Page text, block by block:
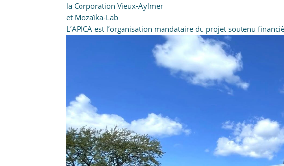
la Corporation Vieux-Aylmer
et Mozaïka-Lab
L’APICA est l’organisation mandataire du projet soutenu